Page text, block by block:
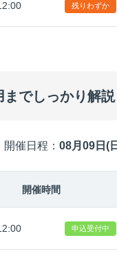
残りわずか
でしっかり解
開催日程： 08月09日(
開催時間
申込受付中